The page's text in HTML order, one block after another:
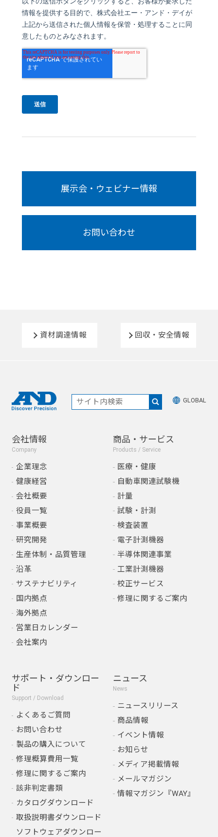
展示会・ウェビナー情報
お問い合わせ
資材調達情報 回収・安全情報
GLOBAL
会社情報
Company
企業理念
健康経営
会社概要
役員一覧
事業概要
研究開発
生産体制・品質管理
沿革
サステナビリティ
国内拠点
海外拠点
営業日カレンダー
会社案内
商品・サービス
Products / Service
医療・健康
自動車関連試験機
計量
試験・計測
検査装置
電子計測機器
半導体関連事業
工業計測機器
校正サービス
修理に関するご案内
サポート・ダウンロー
ド
Support / Download
よくあるご質問
お問い合わせ
製品の購入について
修理概算費用一覧
修理に関するご案内
該非判定書類
カタログダウンロード
取扱説明書ダウンロード
ソフトウェアダウンロー
ニュース
News
ニュースリリース
商品情報
イベント情報
お知らせ
メディア掲載情報
メールマガジン
情報マガジン『WAY』